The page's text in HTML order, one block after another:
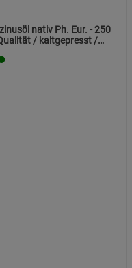
nativ Ph. Eur. - 250
/ kaltgepresst /
Marketing Cookies